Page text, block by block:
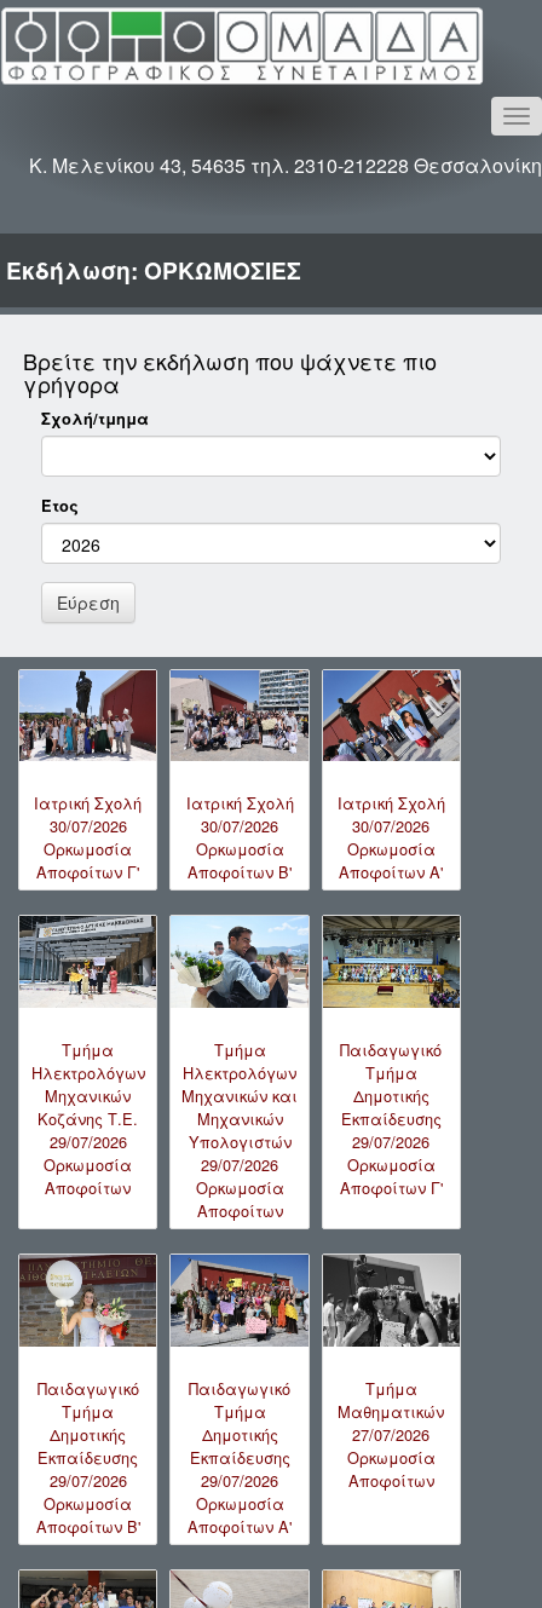
Κ. Μελενίκου 43, 54635 τηλ. 2310-212228 Θεσσαλονίκη
Εκδήλωση: ΟΡΚΩΜΟΣΙΕΣ
Βρείτε την εκδήλωση που ψάχνετε πιο
γρήγορα
Σχολή/τμημα
Έτος
Ιατρική Σχολή
30/07/2026
Ορκωμοσία
Αποφοίτων Γ'
Ιατρική Σχολή
30/07/2026
Ορκωμοσία
Αποφοίτων B'
Ιατρική Σχολή
30/07/2026
Ορκωμοσία
Αποφοίτων A'
Τμήμα
Ηλεκτρολόγων
Μηχανικών
Κοζάνης Τ.Ε.
29/07/2026
Ορκωμοσία
Αποφοίτων
Τμήμα
Ηλεκτρολόγων
Μηχανικών και
Μηχανικών
Υπολογιστών
29/07/2026
Ορκωμοσία
Αποφοίτων
Παιδαγωγικό
Τμήμα
Δημοτικής
Εκπαίδευσης
29/07/2026
Ορκωμοσία
Αποφοίτων Γ'
Παιδαγωγικό
Τμήμα
Δημοτικής
Εκπαίδευσης
29/07/2026
Ορκωμοσία
Αποφοίτων B'
Παιδαγωγικό
Τμήμα
Δημοτικής
Εκπαίδευσης
29/07/2026
Ορκωμοσία
Αποφοίτων A'
Τμήμα
Μαθηματικών
27/07/2026
Ορκωμοσία
Αποφοίτων